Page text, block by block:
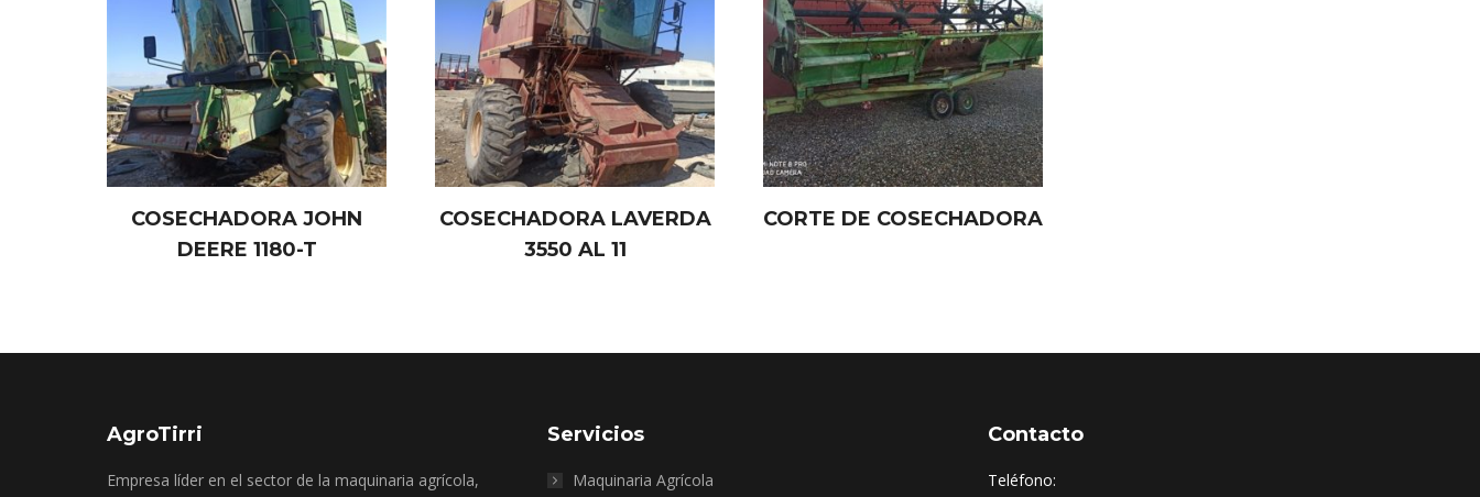
COSECHADORA JOHN
DEERE 1180-T
COSECHADORA LAVERDA
3550 AL 11
CORTE DE COSECHADORA
AgroTirri
Empresa líder en el sector de la maquinaria agrícola,
Servicios
Maquinaria Agrícola
Contacto
Teléfono: